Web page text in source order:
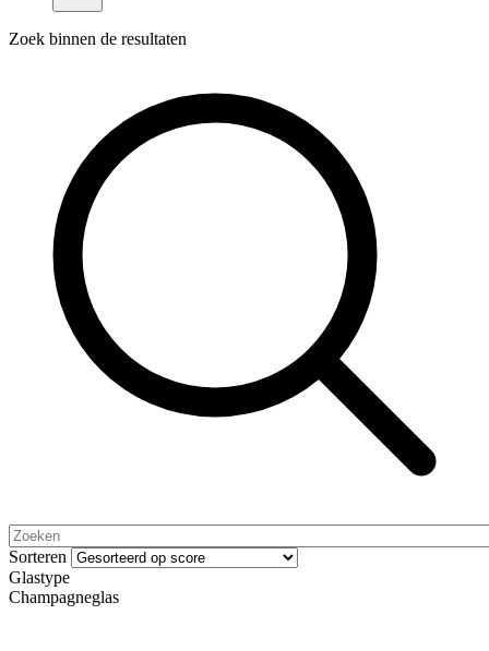
Zoek binnen de resultaten
Sorteren
Glastype
Champagneglas